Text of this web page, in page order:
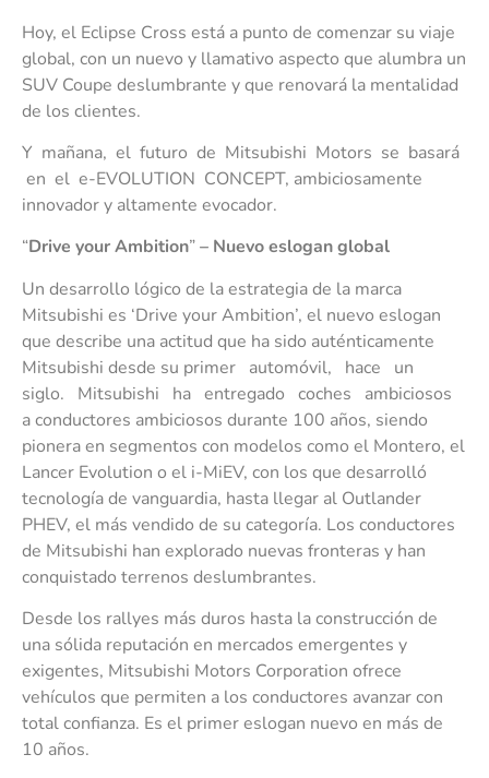
Hoy, el Eclipse Cross está a punto de comenzar su viaje
global, con un nuevo y llamativo aspecto que alumbra un
SUV Coupe deslumbrante y que renovará la mentalidad
de los clientes.
Y mañana, el futuro de Mitsubishi Motors se basará
en el e-EVOLUTION CONCEPT, ambiciosamente
innovador y altamente evocador.
“Drive your Ambition”– Nuevo eslogan global
Un desarrollo lógico de la estrategia de la marca
Mitsubishi es ‘Drive your Ambition’, el nuevo eslogan
que describe una actitud que ha sido auténticamente
Mitsubishi desde su primer automóvil, hace un
siglo. Mitsubishi ha entregado coches ambiciosos
a conductores ambiciosos durante 100 años, siendo
pionera en segmentos con modelos como el Montero, el
Lancer Evolution o el i-MiEV, con los que desarrolló
tecnología de vanguardia, hasta llegar al Outlander
PHEV, el más vendido de su categoría. Los conductores
de Mitsubishi han explorado nuevas fronteras y han
conquistado terrenos deslumbrantes.
Desde los rallyes más duros hasta la construcción de
una sólida reputación en mercados emergentes y
exigentes, Mitsubishi Motors Corporation ofrece
vehículos que permiten a los conductores avanzar con
total confianza. Es el primer eslogan nuevo en más de
10 años.